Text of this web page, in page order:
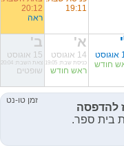
19:11
20:12
ראה
חודש
א'
14 אוגוסט
כניסת שבת: 19:05
ראש חודש
ב'
15 אוגוסט
צאת השבת: 20:04
שופטים